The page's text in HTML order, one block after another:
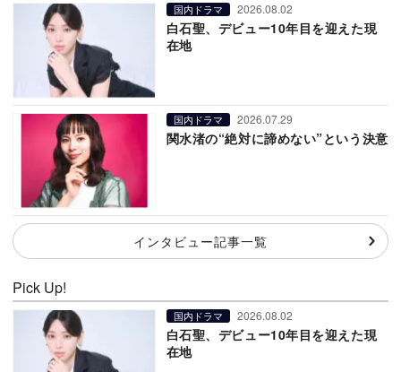
国内ドラマ 2026.08.02
白石聖、デビュー10年目を迎えた現
在地
国内ドラマ 2026.07.29
関水渚の“絶対に諦めない”という決意
インタビュー記事一覧
Pick Up!
国内ドラマ 2026.08.02
白石聖、デビュー10年目を迎えた現
在地